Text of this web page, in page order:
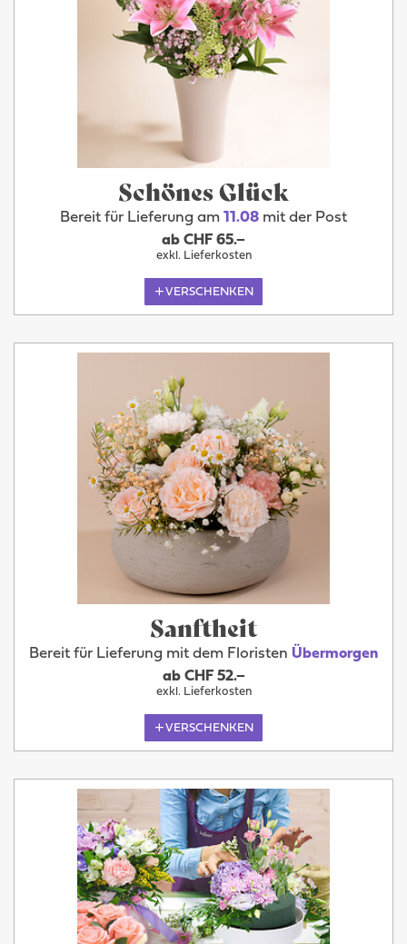
Schönes Glück
Bereit für Lieferung am 11.08 mit der Post
ab CHF 65.–
exkl. Lieferkosten
VERSCHENKEN
Sanftheit
Bereit für Lieferung mit dem Floristen Übermorgen
ab CHF 52.–
exkl. Lieferkosten
VERSCHENKEN